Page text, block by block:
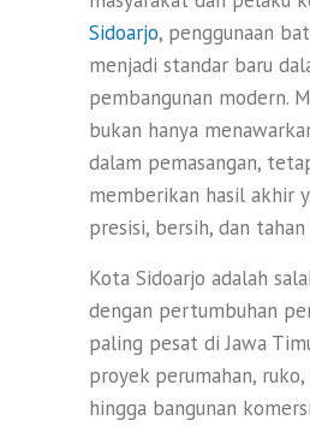
Sidoarjo, penggunaan
menjadi standar baru
pembangunan modern.
bukan hanya
dalam pemasangan,
memberikan hasil akhir
presisi, bersih, dan tahan
Kota Sidoarjo adalah
dengan pertumbuhan
paling pesat di Jawa
proyek perumahan,
hingga bangunan